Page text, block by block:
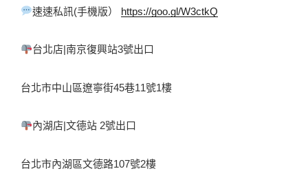
速速私訊(手機版） https://goo.gl/W3ctkQ
台北店|南京復興站3號出口
台北市中山區遼寧街45巷11號1樓
內湖店|文德站 2號出口
台北市內湖區文德路107號2樓